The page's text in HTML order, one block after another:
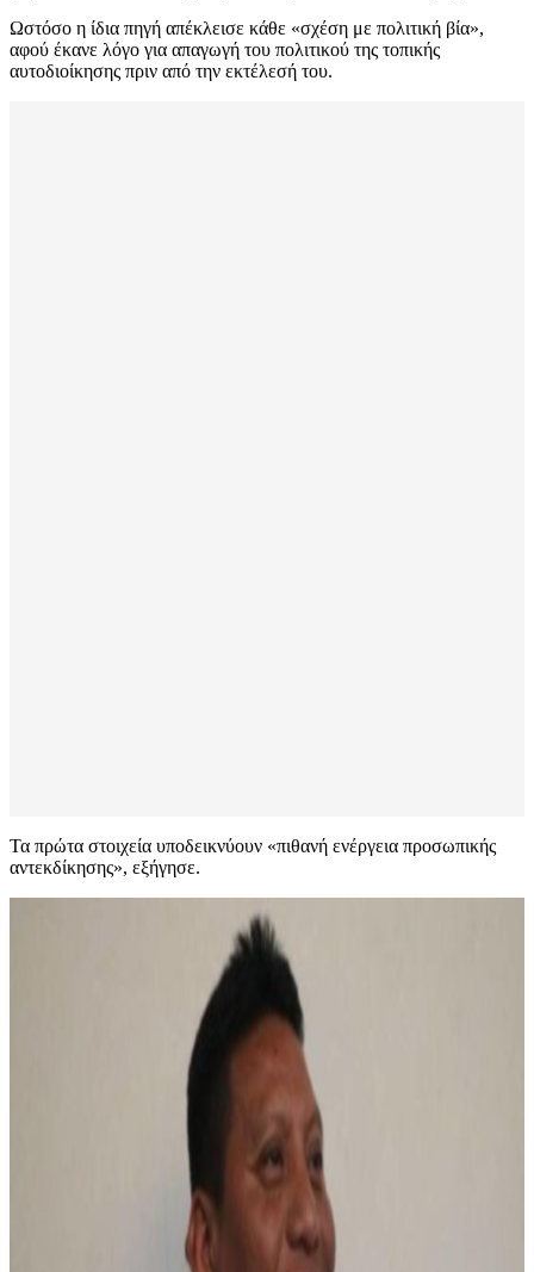
Ωστόσο η ίδια πηγή απέκλεισε κάθε «σχέση με πολιτική βία»,
αφού έκανε λόγο για απαγωγή του πολιτικού της τοπικής
αυτοδιοίκησης πριν από την εκτέλεσή του.
Τα πρώτα στοιχεία υποδεικνύουν «πιθανή ενέργεια προσωπικής
αντεκδίκησης», εξήγησε.